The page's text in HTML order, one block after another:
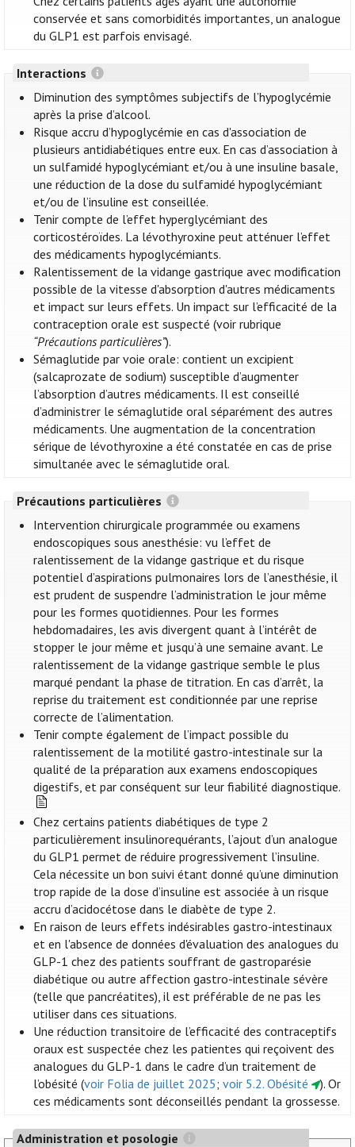
conservée et sans comorbidités importantes, un analogue
du GLP1 est parfois envisagé.
Interactions
Diminution des symptômes subjectifs de l’hypoglycémie
après la prise d’alcool.
Risque accru d’hypoglycémie en cas d'association de
plusieurs antidiabétiques entre eux. En cas d’association à
un sulfamidé hypoglycémiant et/ou à une insuline basale,
une réduction de la dose du sulfamidé hypoglycémiant
et/ou de l’insuline est conseillée.
Tenir compte de l’effet hyperglycémiant des
corticostéroïdes. La lévothyroxine peut atténuer l’effet
des médicaments hypoglycémiants.
Ralentissement de la vidange gastrique avec modification
possible de la vitesse d'absorption d'autres médicaments
et impact sur leurs effets. Un impact sur l’efficacité de la
contraception orale est suspecté (voir rubrique
“Précautions particulières”).
Sémaglutide par voie orale: contient un excipient
(salcaprozate de sodium) susceptible d’augmenter
l’absorption d’autres médicaments. Il est conseillé
d’administrer le sémaglutide oral séparément des autres
médicaments. Une augmentation de la concentration
sérique de lévothyroxine a été constatée en cas de prise
simultanée avec le sémaglutide oral.
Précautions particulières
Intervention chirurgicale programmée ou examens
endoscopiques sous anesthésie: vu l’effet de
ralentissement de la vidange gastrique et du risque
potentiel d’aspirations pulmonaires lors de l’anesthésie, il
est prudent de suspendre l’administration le jour même
pour les formes quotidiennes. Pour les formes
hebdomadaires, les avis divergent quant à l’intérêt de
stopper le jour même et jusqu’à une semaine avant. Le
ralentissement de la vidange gastrique semble le plus
marqué pendant la phase de titration. En cas d’arrêt, la
reprise du traitement est conditionnée par une reprise
correcte de l’alimentation.
Tenir compte également de l’impact possible du
ralentissement de la motilité gastro-intestinale sur la
qualité de la préparation aux examens endoscopiques
digestifs, et par conséquent sur leur fiabilité diagnostique.
Chez certains patients diabétiques de type 2
particulièrement insulinorequérants, l’ajout d’un analogue
du GLP1 permet de réduire progressivement l’insuline.
Cela nécessite un bon suivi étant donné qu’une diminution
trop rapide de la dose d’insuline est associée à un risque
accru d’acidocétose dans le diabète de type 2.
En raison de leurs effets indésirables gastro-intestinaux
et en l'absence de données d'évaluation des analogues du
GLP-1 chez des patients souffrant de gastroparésie
diabétique ou autre affection gastro-intestinale sévère
(telle que pancréatites), il est préférable de ne pas les
utiliser dans ces situations.
Une réduction transitoire de l’efficacité des contraceptifs
oraux est suspectée chez les patientes qui reçoivent des
analogues du GLP-1 dans le cadre d’un traitement de
l’obésité (voir Folia de juillet 2025;voir 5.2. Obésité
). Or
ces médicaments sont déconseillés pendant la grossesse.
Administration et posologie